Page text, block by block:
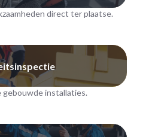
direct ter plaatse.
gebouwde installaties.